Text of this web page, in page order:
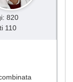
820
110